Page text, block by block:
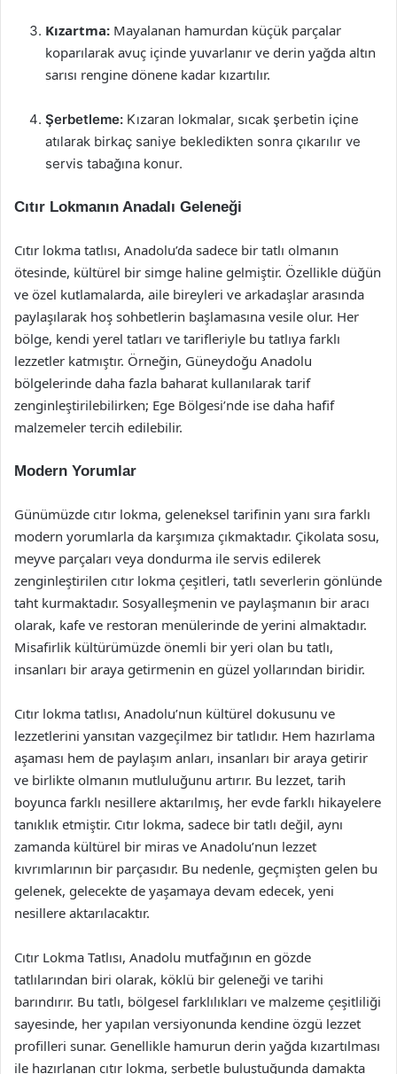
Kızartma: Mayalanan hamurdan küçük parçalar
koparılarak avuç içinde yuvarlanır ve derin yağda altın
sarısı rengine dönene kadar kızartılır.
Şerbetleme: Kızaran lokmalar, sıcak şerbetin içine
atılarak birkaç saniye bekledikten sonra çıkarılır ve
servis tabağına konur.
Cıtır Lokmanın Anadalı Geleneği
Cıtır lokma tatlısı, Anadolu’da sadece bir tatlı olmanın
ötesinde, kültürel bir simge haline gelmiştir. Özellikle düğün
ve özel kutlamalarda, aile bireyleri ve arkadaşlar arasında
paylaşılarak hoş sohbetlerin başlamasına vesile olur. Her
bölge, kendi yerel tatları ve tarifleriyle bu tatlıya farklı
lezzetler katmıştır. Örneğin, Güneydoğu Anadolu
bölgelerinde daha fazla baharat kullanılarak tarif
zenginleştirilebilirken; Ege Bölgesi’nde ise daha hafif
malzemeler tercih edilebilir.
Modern Yorumlar
Günümüzde cıtır lokma, geleneksel tarifinin yanı sıra farklı
modern yorumlarla da karşımıza çıkmaktadır. Çikolata sosu,
meyve parçaları veya dondurma ile servis edilerek
zenginleştirilen cıtır lokma çeşitleri, tatlı severlerin gönlünde
taht kurmaktadır. Sosyalleşmenin ve paylaşmanın bir aracı
olarak, kafe ve restoran menülerinde de yerini almaktadır.
Misafirlik kültürümüzde önemli bir yeri olan bu tatlı,
insanları bir araya getirmenin en güzel yollarından biridir.
Cıtır lokma tatlısı, Anadolu’nun kültürel dokusunu ve
lezzetlerini yansıtan vazgeçilmez bir tatlıdır. Hem hazırlama
aşaması hem de paylaşım anları, insanları bir araya getirir
ve birlikte olmanın mutluluğunu artırır. Bu lezzet, tarih
boyunca farklı nesillere aktarılmış, her evde farklı hikayelere
tanıklık etmiştir. Cıtır lokma, sadece bir tatlı değil, aynı
zamanda kültürel bir miras ve Anadolu’nun lezzet
kıvrımlarının bir parçasıdır. Bu nedenle, geçmişten gelen bu
gelenek, gelecekte de yaşamaya devam edecek, yeni
nesillere aktarılacaktır.
Cıtır Lokma Tatlısı, Anadolu mutfağının en gözde
tatlılarından biri olarak, köklü bir geleneği ve tarihi
barındırır. Bu tatlı, bölgesel farklılıkları ve malzeme çeşitliliği
sayesinde, her yapılan versiyonunda kendine özgü lezzet
profilleri sunar. Genellikle hamurun derin yağda kızartılması
ile hazırlanan cıtır lokma, şerbetle buluştuğunda damakta